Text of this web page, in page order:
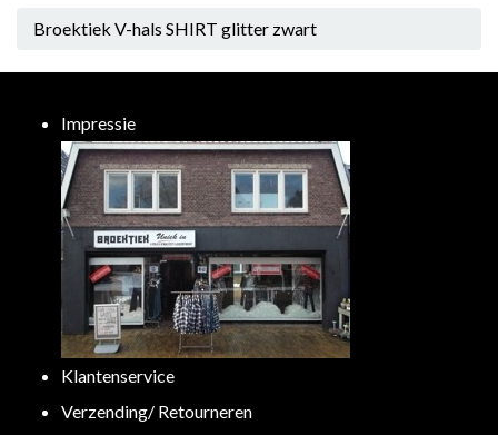
Broektiek V-hals SHIRT glitter zwart
Impressie
Klantenservice
Verzending/ Retourneren